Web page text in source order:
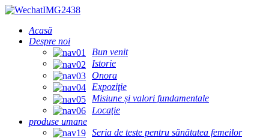
Acasă
Despre noi
Bun venit
Istorie
Onora
Expoziţie
Misiune și valori fundamentale
Locaţie
produse umane
Seria de teste pentru sănătatea femeilor